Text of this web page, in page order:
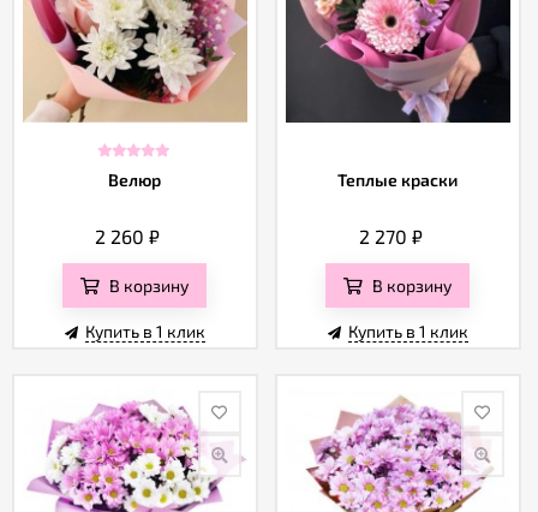
Велюр
2 260₽
В корзину
Купить в 1 клик
Теплые краски
2 270 ₽
В корзину
Купить в 1 клик